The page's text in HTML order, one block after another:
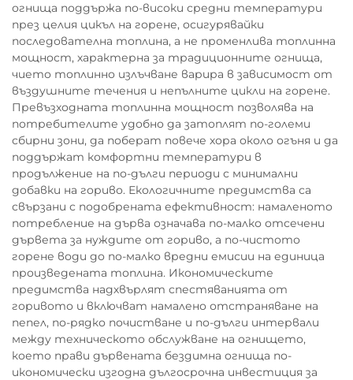
огнища поддържа по-високи средни температури
през целия цикъл на горене, осигурявайки
последователна топлина, а не променлива топлинна
мощност, характерна за традиционните огнища,
чието топлинно излъчване варира в зависимост от
въздушните течения и непълните цикли на горене.
Превъзходната топлинна мощност позволява на
потребителите удобно да затоплят по-големи
сбирни зони, да поберат повече хора около огъня и да
поддържат комфортни температури в
продължение на по-дълги периоди с минимални
добавки на гориво. Екологичните предимства са
свързани с подобрената ефективност: намаленото
потребление на дърва означава по-малко отсечени
дървета за нуждите от гориво, а по-чистото
горене води до по-малко вредни емисии на единица
произведената топлина. Икономическите
предимства надхвърлят спестяванията от
горивото и включват намалено отстраняване на
пепел, по-рядко почистване и по-дълги интервали
между техническото обслужване на огнището,
което прави дървената бездимна огнища по-
икономически изгодна дългосрочна инвестиция за